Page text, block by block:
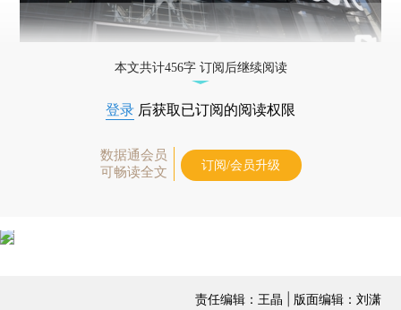
本文共计456字 订阅后继续阅读
登录 后获取已订阅的阅读权限
数据通会员
可畅读全文
订阅/会员升级
责任编辑：王晶 | 版面编辑：刘潇